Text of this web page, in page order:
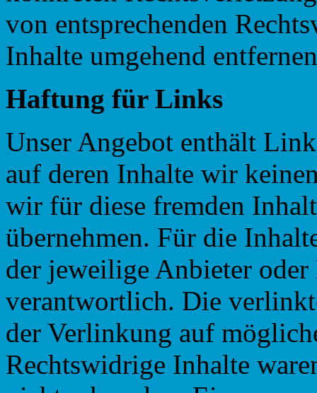
von entsprechenden
Inhalte umgehend
Haftung für Links
Unser Angebot enthält
auf deren Inhalte wir
wir für diese fremden
übernehmen. Für die
der jeweilige Anbieter oder
verantwortlich. Die
der Verlinkung auf
Rechtswidrige Inhalte